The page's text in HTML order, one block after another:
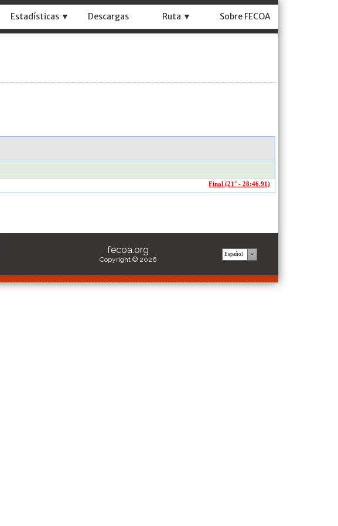
Estadísticas ▼ Descargas Ruta ▼ Sobre FECOA
Final (21° - 28:46.91)
fecoa.org
Copyright © 2026